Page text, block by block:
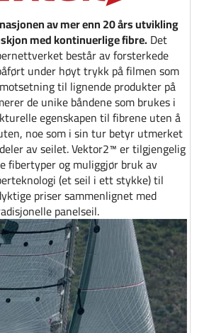
av mer enn 20 års utvikling
med kontinuerlige fibre. Det
består av forsterkede
under høyt trykk på filmen som
til lignende produkter på
de unike båndene som brukes i
egenskapen til fibrene uten å
noe som i sin tur betyr utmerket
av seilet. Vektor2™ er tilgjengelig
fibertyper og muliggjør bruk av
(et seil i ett stykke) til
priser sammenlignet med
panelseil.